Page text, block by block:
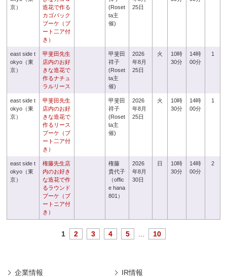
京）
造花で作る
カゴバック
ブーケ（ブ
ート二ア付
き）
(Roset
ta主
催)
25日
east side t
okyo（東
京）
甲斐田先生
店内のお好
きな造花で
作るナチュ
ラルリース
甲斐田
祥子
(Roset
ta主
催)
2026
年8月
25日
火
10時
30分
14時
00分
1
east side t
okyo（東
京）
甲斐田先生
店内のお好
きな造花で
作るリース
ブーケ（ブ
ート二ア付
き）
甲斐田
祥子
(Roset
ta主
催)
2026
年8月
25日
火
10時
30分
14時
00分
1
east side t
okyo（東
京）
権藤先生店
内のお好き
な造花で作
るラウンド
ブーケ（ブ
ートニア付
き）
権藤
貴代子
（offic
e hana
801）
2026
年8月
30日
日
10時
30分
14時
00分
2
1 2 3 4 5 10
企業情報 IR情報